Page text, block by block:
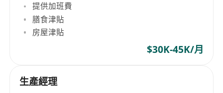
提供加班費
膳食津貼
房屋津貼
$30K-45K/月
生產經理